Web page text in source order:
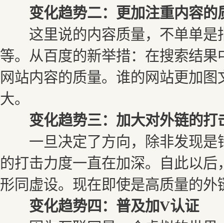
变化趋势二：更加注重内容的
这里说的内容质量，不单单是
等。从百度的新举措：在搜索结
网站内容的质量。谁的网站更加
大。
变化趋势三：加大对外链的打
一旦决定了方向，除非发现是
的打击力度一直在加深。自此以
形同虚设。现在即使是高质量的
变化趋势四：普及加V认证